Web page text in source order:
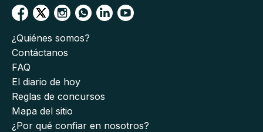
¿Quiénes somos?
Contáctanos
FAQ
El diario de hoy
Reglas de concursos
Mapa del sitio
¿Por qué confiar en nosotros?